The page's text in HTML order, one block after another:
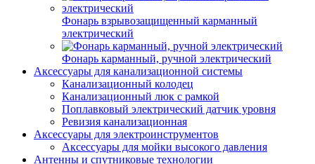
Фонарь взрывозащищенный карманный
электрический
Фонарь карманный, ручной электрический
Аксессуары для канализационной системы
Канализационный колодец
Канализационный люк с рамкой
Поплавковый электрический датчик уровня
Ревизия канализационная
Аксессуары для электроинструментов
Аксессуары для мойки высокого давления
Антенны и спутниковые технологии